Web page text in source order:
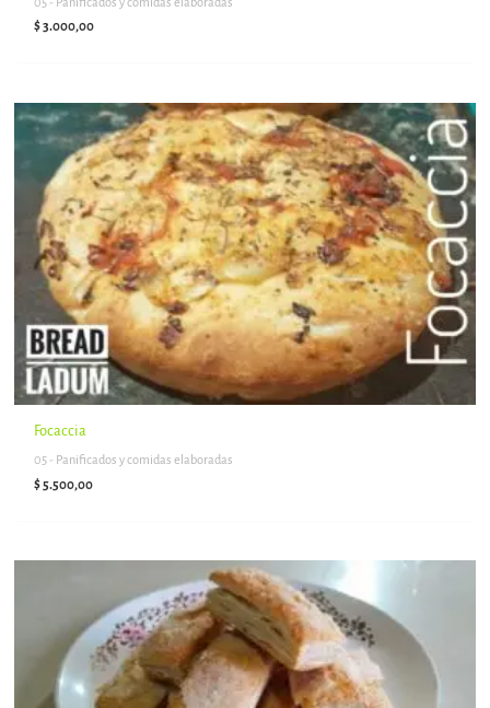
$3.000,00
Focaccia
05 - Panificados y comidas elaboradas
$5.500,00